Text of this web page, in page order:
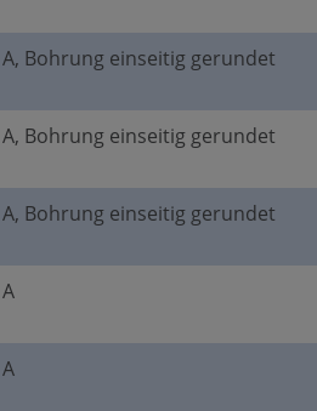
A, Bohrung einseitig gerundet
A, Bohrung einseitig gerundet
A, Bohrung einseitig gerundet
A
A